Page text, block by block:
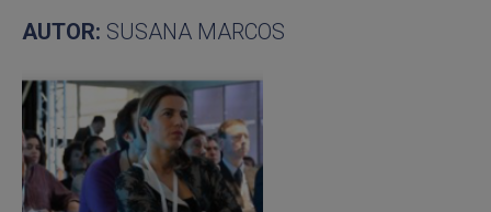
AUTOR: SUSANA MARCOS